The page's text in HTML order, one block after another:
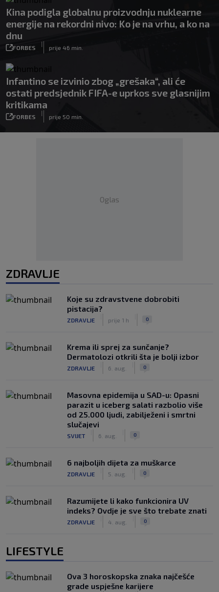
Kina podigla globalnu proizvodnju nuklearne
energije na rekordni nivo: Ko je na vrhu, a ko na
dnu
FORBES
|
prije 46 min.
Infantino se izvinio zbog „grešaka“, ali će
ostati predsjednik FIFA-e uprkos sve glasnijim
kritikama
FORBES
|
prije 50 min.
Oglas
ZDRAVLJE
Koje su zdravstvene dobrobiti
pistacija?
ZDRAVLJE prije 1 h 0
Krema ili sprej za sunčanje?
Dermatolozi otkrili šta je bolji izbor
ZDRAVLJE 6. aug. 0
Masovna epidemija u SAD-u: Opasni
parazit u iceberg salati razbolio više
od 25.000 ljudi, zabilježeni i smrtni
slučajevi
SVIJET 6. aug. 0
6 najboljih dijeta za muškarce
ZDRAVLJE 5. aug. 0
Razumijete li kako funkcionira UV
indeks? Ovdje je sve što trebate znati
ZDRAVLJE 4. aug. 0
LIFESTYLE
Ova 3 horoskopska znaka najčešće
grade uspješne karijere